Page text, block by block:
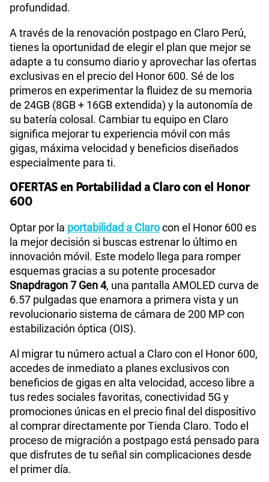
profundidad.
A través de la renovación postpago en Claro Perú,
tienes la oportunidad de elegir el plan que mejor se
adapte a tu consumo diario y aprovechar las ofertas
exclusivas en el precio del Honor 600. Sé de los
primeros en experimentar la fluidez de su memoria
de 24GB (8GB + 16GB extendida) y la autonomía de
su batería colosal. Cambiar tu equipo en Claro
significa mejorar tu experiencia móvil con más
gigas, máxima velocidad y beneficios diseñados
especialmente para ti.
OFERTAS en Portabilidad a Claro con el Honor
600
Optar por la portabilidad a Clarocon el Honor 600 es
la mejor decisión si buscas estrenar lo último en
innovación móvil. Este modelo llega para romper
esquemas gracias a su potente procesador
Snapdragon 7 Gen 4, una pantalla AMOLED curva de
6.57 pulgadas que enamora a primera vista y un
revolucionario sistema de cámara de 200 MP con
estabilización óptica (OIS).
Al migrar tu número actual a Claro con el Honor 600,
accedes de inmediato a planes exclusivos con
beneficios de gigas en alta velocidad, acceso libre a
tus redes sociales favoritas, conectividad 5G y
promociones únicas en el precio final del dispositivo
al comprar directamente por Tienda Claro. Todo el
proceso de migración a postpago está pensado para
que disfrutes de tu señal sin complicaciones desde
el primer día.